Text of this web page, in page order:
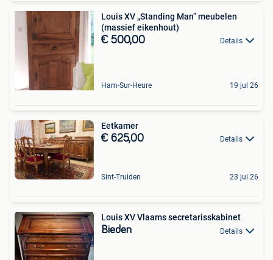
Louis XV „Standing Man” meubelen
(massief eikenhout)
€ 500,00 Details
Ham-Sur-Heure 19 jul 26
Eetkamer
€ 625,00 Details
Sint-Truiden 23 jul 26
Louis XV Vlaams secretarisskabinet
Bieden Details